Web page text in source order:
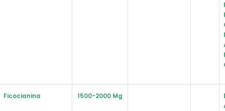
Ficocianina 1500-2000 Mg